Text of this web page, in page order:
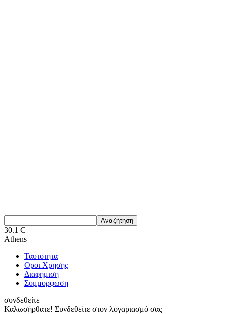
30.1 C
Athens
Ταυτοτητα
Οροι Χρησης
Διαφημιση
Συμμορφωση
συνδεθείτε
Καλωσήρθατε! Συνδεθείτε στον λογαριασμό σας